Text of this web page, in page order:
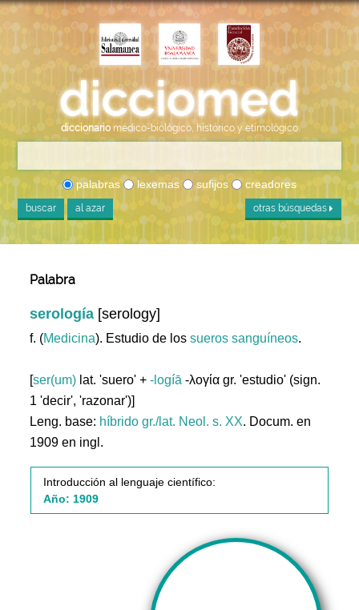
diccionario médico-biológico, histórico y etimológico
palabras lexemas sufijos creadores
buscar al azar otras búsquedas
Palabra
serología [serology]
f. (Medicina). Estudio de lossueros sanguíneos.
[ser(um) lat. 'suero' +-logíā -λογία gr. 'estudio' (sign.
1 'decir', 'razonar')]
Leng. base: híbrido gr./lat. Neol. s. XX. Docum. en
1909 en ingl.
Introducción al lenguaje científico:
Año: 1909